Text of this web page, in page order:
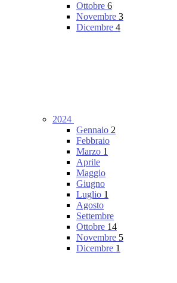
Ottobre 6
Novembre 3
Dicembre 4
2024
Gennaio 2
Febbraio
Marzo 1
Aprile
Maggio
Giugno
Luglio 1
Agosto
Settembre
Ottobre 14
Novembre 5
Dicembre 1